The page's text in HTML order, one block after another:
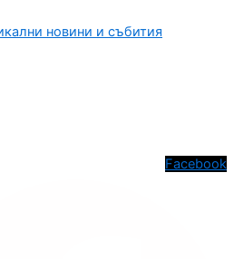
новини и събития
Facebook